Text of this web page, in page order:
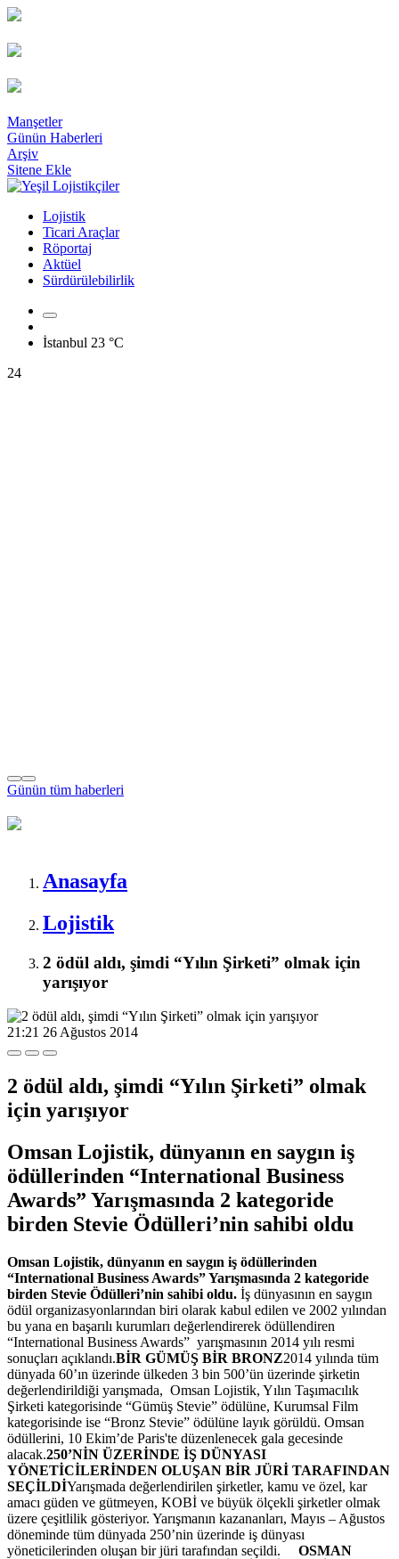
Manşetler
Günün Haberleri
Arşiv
Sitene Ekle
Lojistik
Ticari Araçlar
Röportaj
Aktüel
Sürdürülebilirlik
İstanbul 23 °C
24
Günün tüm haberleri
Anasayfa
Lojistik
2 ödül aldı, şimdi “Yılın Şirketi” olmak için
yarışıyor
21:21 26 Ağustos 2014
2 ödül aldı, şimdi “Yılın Şirketi” olmak
için yarışıyor
Omsan Lojistik, dünyanın en saygın iş
ödüllerinden “International Business
Awards” Yarışmasında 2 kategoride
birden Stevie Ödülleri’nin sahibi oldu
Omsan Lojistik, dünyanın en saygın iş ödüllerinden
“International Business Awards” Yarışmasında 2 kategoride
birden Stevie Ödülleri’nin sahibi oldu. İş dünyasının en saygın
ödül organizasyonlarından biri olarak kabul edilen ve 2002 yılından
bu yana en başarılı kurumları değerlendirerek ödüllendiren
“International Business Awards” yarışmasının 2014 yılı resmi
sonuçları açıklandı.BİR GÜMÜŞ BİR BRONZ2014 yılında tüm
dünyada 60’ın üzerinde ülkeden 3 bin 500’ün üzerinde şirketin
değerlendirildiği yarışmada, Omsan Lojistik, Yılın Taşımacılık
Şirketi kategorisinde “Gümüş Stevie” ödülüne, Kurumsal Film
kategorisinde ise “Bronz Stevie” ödülüne layık görüldü. Omsan
ödüllerini, 10 Ekim’de Paris'te düzenlenecek gala gecesinde
alacak.250’NİN ÜZERİNDE İŞ DÜNYASI
YÖNETİCİLERİNDEN OLUŞAN BİR JÜRİ TARAFINDAN
SEÇİLDİYarışmada değerlendirilen şirketler, kamu ve özel, kar
amacı güden ve gütmeyen, KOBİ ve büyük ölçekli şirketler olmak
üzere çeşitlilik gösteriyor. Yarışmanın kazananları, Mayıs – Ağustos
döneminde tüm dünyada 250’nin üzerinde iş dünyası
yöneticilerinden oluşan bir jüri tarafından seçildi.
OSMAN